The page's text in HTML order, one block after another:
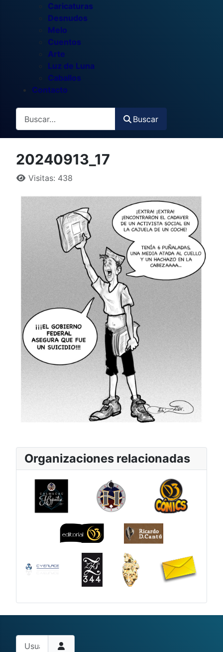
Caricaturas
Desnudos
Melo
Cuentos
Arte
Luz de Luna
Caballos
Contacto
Buscar
Buscar
20240913_17
Detalles
Visitas: 438
Organizaciones relacionadas
Usuario